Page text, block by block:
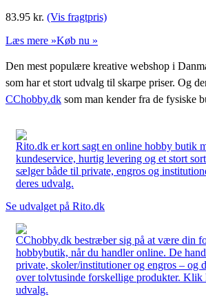
83.95 kr. (Vis fragtpris)
Læs mere »Køb nu »
Den mest populære kreative webshop i
som har et stort udvalg til skarpe priser. Og
CChobby.dk som man kender fra de fysiske
Rito.dk er kort sagt en online hobby butik
kundeservice, hurtig levering og et stort
sælger både til private, engros og
deres udvalg.
Se udvalget på Rito.dk
CChobby.dk bestræber sig på at være din
hobbybutik, når du handler online. De
private, skoler/institutioner og engros – og
over tolvtusinde forskellige produkter. Klik
udvalg.